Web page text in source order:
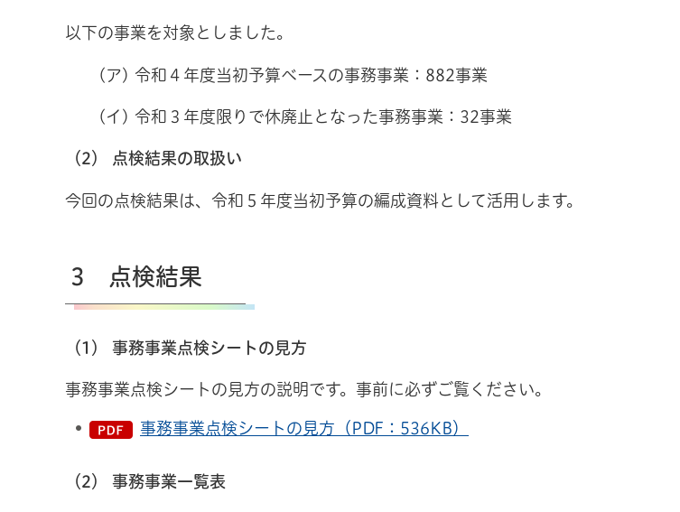
以下の事業を対象としました。
(ア) 令和４年度当初予算ベースの事務事業：882事業
(イ) 令和３年度限りで休廃止となった事務事業：32事業
（2） 点検結果の取扱い
今回の点検結果は、令和５年度当初予算の編成資料として活用します。
3 点検結果
（1） 事務事業点検シートの見方
事務事業点検シートの見方の説明です。事前に必ずご覧ください。
事務事業点検シートの見方（PDF：536KB）
（2） 事務事業一覧表